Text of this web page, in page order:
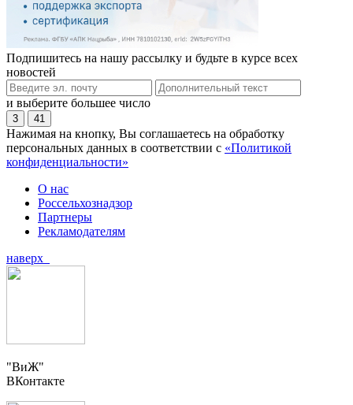
Подпишитесь на нашу рассылку и будьте в курсе всех
новостей
и выберите большее число
3 41
Нажимая на кнопку, Вы соглашаетесь на обработку
персональных данных в соответствии с «Политикой
конфиденциальности»
О нас
Россельхознадзор
Партнеры
Рекламодателям
наверх
"ВиЖ"
ВКонтакте